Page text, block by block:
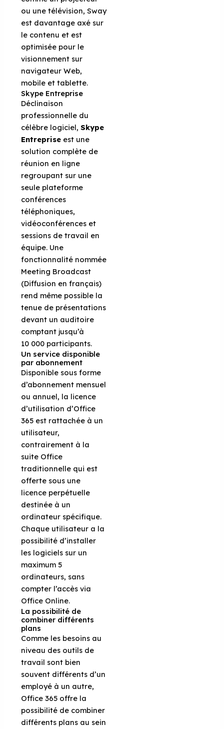
ou une télévision, Sway
est davantage axé sur
le contenu et est
optimisée pour le
visionnement sur
navigateur Web,
mobile et tablette.
Skype Entreprise
Déclinaison
professionnelle du
célèbre logiciel,Skype
Entreprise est une
solution complète de
réunion en ligne
regroupant sur une
seule plateforme
conférences
téléphoniques,
vidéoconférences et
sessions de travail en
équipe. Une
fonctionnalité nommée
Meeting Broadcast
(Diffusion en français)
rend même possible la
tenue de présentations
devant un auditoire
comptant jusqu’à
10 000 participants.
Un service disponible
par abonnement
Disponible sous forme
d’abonnement mensuel
ou annuel, la licence
d’utilisation d’Office
365 est rattachée à un
utilisateur,
contrairement à la
suite Office
traditionnelle qui est
offerte sous une
licence perpétuelle
destinée à un
ordinateur spécifique.
Chaque utilisateur a la
possibilité d’installer
les logiciels sur un
maximum 5
ordinateurs, sans
compter l’accès via
Office Online.
La possibilité de
combiner différents
plans
Comme les besoins au
niveau des outils de
travail sont bien
souvent différents d’un
employé à un autre,
Office 365 offre la
possibilité de combiner
différents plans au sein